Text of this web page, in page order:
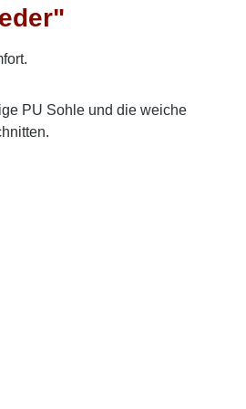
PU Sohle und die weiche